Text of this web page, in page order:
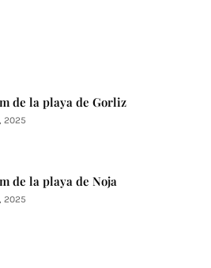
de la playa de Gorliz
2025
de la playa de Noja
2025